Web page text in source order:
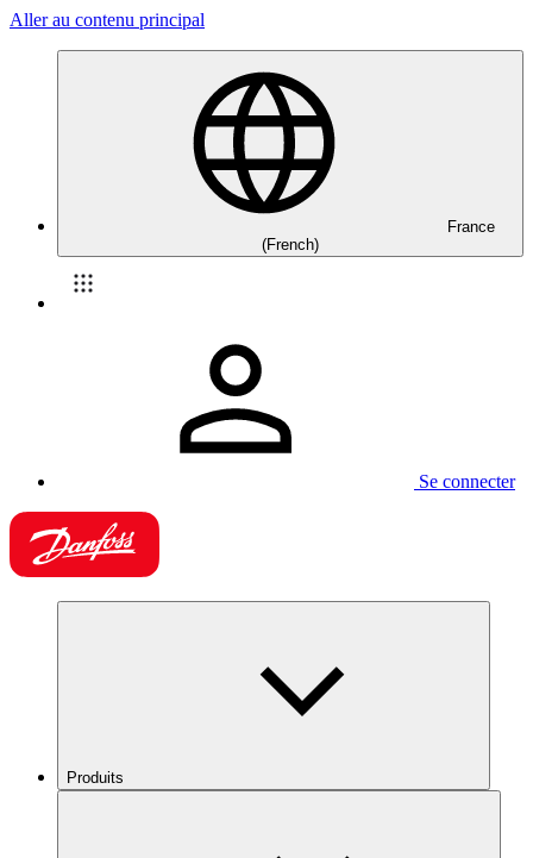
Aller au contenu principal
France
(French)
Se connecter
Produits